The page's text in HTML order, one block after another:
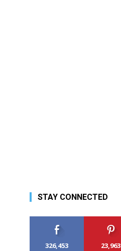
STAY CONNECTED
326,453
23,963